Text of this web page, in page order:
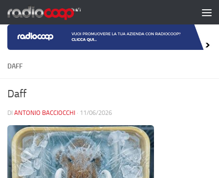
Salta al contenuto
DAFF
Daff
DI ANTONIO BACCIOCCHI · 11/06/2026